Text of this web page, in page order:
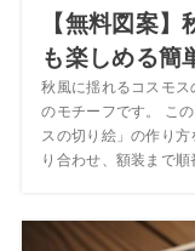
【無料図案
も楽しめる簡
秋風に揺れるコスモス
のモチーフです。 こ
スの切り絵」の作り
り合わせ、額装まで順